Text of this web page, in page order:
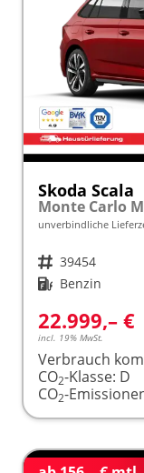
Skoda Scala
unverbindliche
Fahrzeugnr. 39454
Kraftstoff Benzin
22.999,– €
incl. 19% MwSt.
Verbrauch
CO2-Klasse: D
CO2-